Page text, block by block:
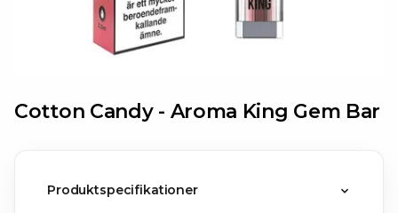
Cotton Candy - Aroma King Gem Bar
Produktspecifikationer